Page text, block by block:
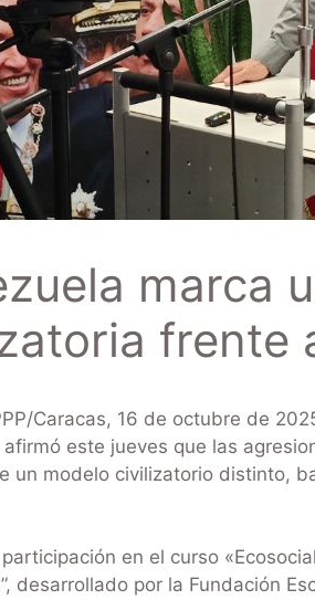
marca
frente
Caracas, 16 de octubre de
este jueves que las
un modelo civilizatorio distinto,
en el curso
desarrollado por la Fundación